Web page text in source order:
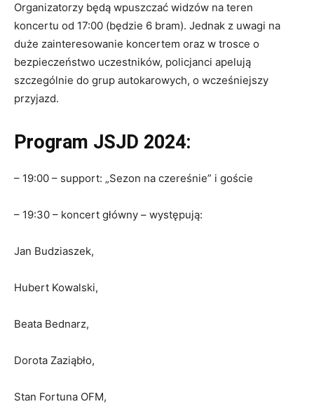
Organizatorzy będą wpuszczać widzów na teren
koncertu od 17:00 (będzie 6 bram). Jednak z uwagi na
duże zainteresowanie koncertem oraz w trosce o
bezpieczeństwo uczestników, policjanci apelują
szczególnie do grup autokarowych, o wcześniejszy
przyjazd.
Program JSJD 2024:
– 19:00 – support: „Sezon na czereśnie” i goście
– 19:30 – koncert główny – występują:
Jan Budziaszek,
Hubert Kowalski,
Beata Bednarz,
Dorota Zaziąbło,
Stan Fortuna OFM,